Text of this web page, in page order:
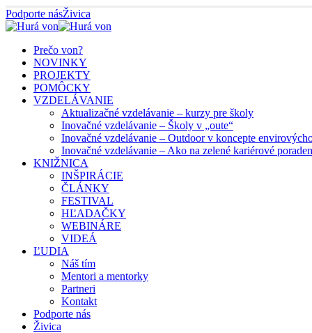
Podporte násŽivica
Prečo von?
NOVINKY
PROJEKTY
POMÔCKY
VZDELÁVANIE
Aktualizačné vzdelávanie – kurzy pre školy
Inovačné vzdelávanie – Školy v „oute“
Inovačné vzdelávanie – Outdoor v koncepte
Inovačné vzdelávanie – Ako na zelené kariérové
KNIŽNICA
INŠPIRÁCIE
ČLÁNKY
FESTIVAL
HĽADAČKY
WEBINÁRE
VIDEÁ
ĽUDIA
Náš tím
Mentori a mentorky
Partneri
Kontakt
Podporte nás
Živica